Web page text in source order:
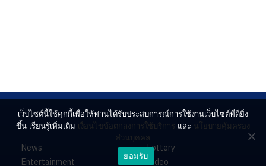
News
Entertainment
Lottery
Video
เว็บไซต์นี้ใช้คุกกี้เพื่อให้ท่านได้รับประสบการณ์การใช้งานเว็บไซต์ที่ดียิ่ง
ขึ้น เรียนรู้เพิ่มเติม เงื่อนไขข้อตกลงการใช้บริการ และ นโยบายคุ้มครอง
ส่วนบุคคล
ยอมรับ